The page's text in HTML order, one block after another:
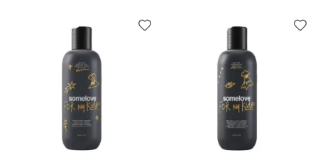
Mibella
Momcozy
Mr Sandman